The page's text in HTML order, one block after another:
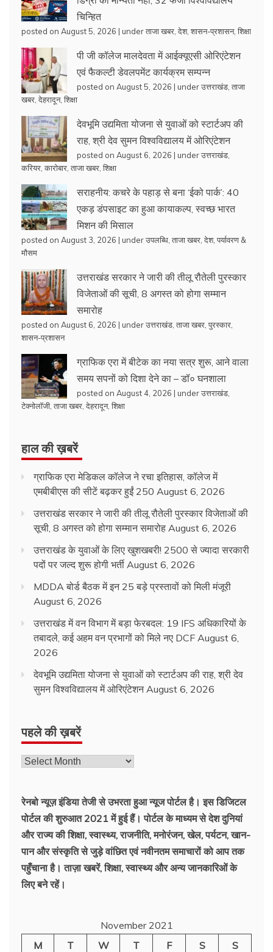
चिन्हित
posted on August 5, 2026 | underताजा खबर देश, शासन-प्रशासन, शिक्षा
पी जी कॉलेज मालदेवता में आईक्यूएसी ओरिएंटेशन
एवं फैकल्टी डेवलपमेंट कार्यक्रम सम्पन्न
posted on August 5, 2026 | underउत्तराखंड ताजा
खबर देहरादून, शिक्षा
देवभूमि उद्यमिता योजना से युवाओं को स्टार्टअप की
राह, श्री देव सुमन विश्वविद्यालय में ओरिएंटेशन
posted on August 6, 2026 | underउत्तराखंड
करियर कारोबार ताजा खबर शिक्षा
सराहनीय: कचरे के पहाड़ से बना ‘ईको पार्क’: 40
एकड़ डंपसाइट का हुआ कायाकल्प, स्वच्छ भारत
मिशन की मिसाल
posted on August 3, 2026 | underउपलब्धि ताजा खबर देश, पर्यावरण &
मौसम
उत्तराखंड सरकार ने जारी की तीलू रौतेली पुरस्कार
विजेताओं की सूची, 8 अगस्त को होगा सम्मान
समारोह
posted on August 6, 2026 | underउत्तराखंड ताजा खबर पुरस्कार
शासन-प्रशासन
ग्राफिक एरा में बीटेक का नया सत्र शुरू, आने वाला
समय सपनों को दिशा देने का – डॉ० घनशाला
posted on August 4, 2026 | underउत्तराखंड
टेक्नोलॉजी ताजा खबर देहरादून, शिक्षा
हाल की ख़बरें
ग्राफिक एरा मेडिकल कॉलेज ने रचा इतिहास, कॉलेज में
एमबीबीएस की सीटें बढ़कर हुईं 250 August 6, 2026
उत्तराखंड सरकार ने जारी की तीलू रौतेली पुरस्कार विजेताओं की
सूची, 8 अगस्त को होगा सम्मान समारोह August 6, 2026
उत्तराखंड के युवाओं के लिए खुशखबरी! 2500 से ज्यादा सरकारी
पदों पर जल्द शुरू होगी भर्ती August 6, 2026
MDDA बोर्ड बैठक में इन 25 बड़े प्रस्तावों को मिली मंजूरी
August 6, 2026
उत्तराखंड में वन विभाग में बड़ा फेरबदल: 19 IFS अधिकारियों के
तबादले, कई अहम वन प्रभागों को मिले नए DCF August 6,
2026
देवभूमि उद्यमिता योजना से युवाओं को स्टार्टअप की राह, श्री देव
सुमन विश्वविद्यालय में ओरिएंटेशन August 6, 2026
पहले की ख़बरें
रेनबो न्यूज़ इंडिया तेजी से उभरता हुआ न्‍यूज पोर्टल है। इस डिजिटल
पोर्टल की शुरुआत 2021 में हुई हैं। पोर्टल के माध्यम से देश दुनियां
और राज्य की शिक्षा, स्वास्थ्य, राजनीति, मनोरंजन, खेल, पर्यटन, खान-
पान और संस्कृति से जुड़े वांछित एवं नवीनतम समाचारों को आप तक
पहुँचाना है। ताज़ा खबरें, शिक्षा, स्वास्थ्य और अन्य जानकारिओं के
लिए बने रहें।
November 2021
M
T W T F S
S